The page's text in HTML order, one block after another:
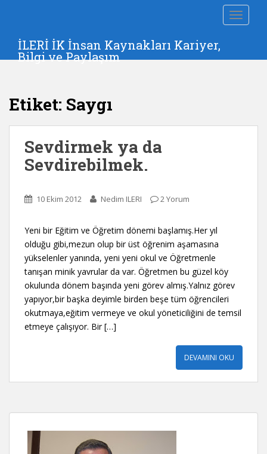
t
İLERİ İK İnsan Kaynakları Kariyer,
Bilgi ve Paylaşım
Etiket: Saygı
Sevdirmek ya da
Sevdirebilmek.
10 Ekim 2012 Nedim ILERI 2 Yorum
Yeni bir Eğitim ve Öğretim dönemi başlamış.Her yıl
olduğu gibi,mezun olup bir üst öğrenim aşamasına
yükselenler yanında, yeni yeni okul ve Öğretmenle
tanışan minik yavrular da var. Öğretmen bu güzel köy
okulunda dönem başında yeni görev almış.Yalnız görev
yapıyor,bir başka deyimle birden beşe tüm öğrencileri
okutmaya,eğitim vermeye ve okul yöneticiliğini de temsil
etmeye çalışıyor. Bir […]
DEVAMINI OKU